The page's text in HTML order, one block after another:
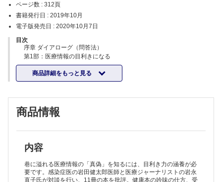
ページ数 : 312頁
書籍発行日 : 2019年10月
電子版発売日 : 2020年10月7日
目次
序章 ダイアローグ（問答法）
第1部：医療情報の目利きになる
1章 健康になりたい人とそれを騙す人
『健康を食い物にするメディアたち』
2章 統計に基づく正攻法の落とし穴
『絶対に、医者に殺されない47の心得』
4章 イワケンはこう考える・ワクチン情報の是非
5章 次は、海外だ！ 「〇〇式」に学ぶ・究極のロジック
『シリコンバレー式 自分を変える最強の食事』
6章 ならば、これで、どうだ！ 20万人の診療訓
『医者が教える食事術 最強の教科書』
商品詳細をもっと見る
商品情報
内容
巷に溢れる医療情報の「真偽」を知るには、目利き力の涵養が必
要です。感染症医の岩田健太郎医師と医療ジャーナリストの岩永
直子氏が対談を行い、11冊の本を批評。健康本の吟味の仕方、受